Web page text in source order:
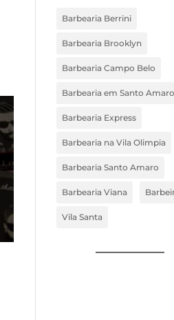
Barbearia Berrini
Barbearia Brooklyn
Barbearia Campo Belo
Barbearia em Santo Amaro
Barbearia Express
Barbearia na Vila Olimpia
Barbearia Santo Amaro
Barbearia Viana
Vila Santa